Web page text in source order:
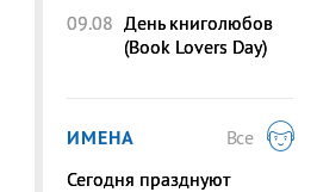
09.08 День книголюбов
(Book Lovers Day)
ИМЕНА
Все
Сегодня празднуют